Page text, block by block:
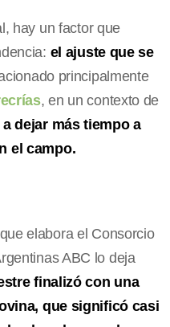
hay un factor que
el ajuste que se
principalmente
, en un contexto de
dejar más tiempo a
el campo.
elabora el Consorcio
ABC lo deja
finalizó con una
que significó casi